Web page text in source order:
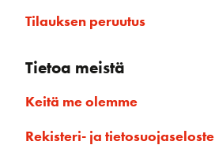
Tilauksen peruutus
Tietoa meistä
Keitä me olemme
Rekisteri- ja tietosuojaseloste